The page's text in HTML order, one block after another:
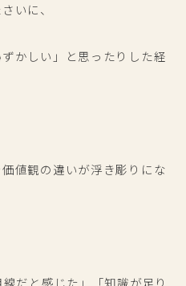
いに、
かしい」と思ったりした経
値観の違いが浮き彫りにな
だと感じた」「知識が足り